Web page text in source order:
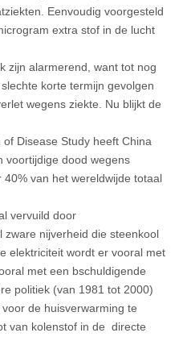
Eenvoudig voorgesteld
extra stof in de lucht
zijn alarmerend, want tot nog
korte termijn gevolgen
wegens ziekte. Nu blijkt de
Disease Study heeft China
voortijdige dood wegens
van het wereldwijde totaal
vervuild door
nijverheid die steenkool
elektriciteit wordt er vooral met
met een bschuldigende
politiek (van 1981 tot 2000)
de huisverwarming te
van kolenstof in de directe